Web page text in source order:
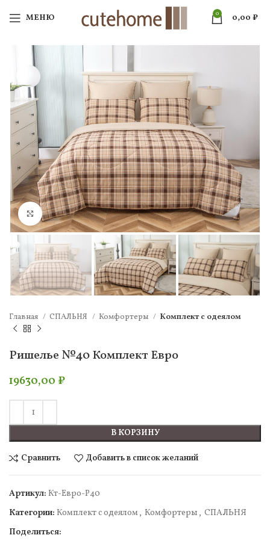
МЕНЮ 0 0,00 ₽
Нажмите, чтобы увеличить
Главная СПАЛЬНЯ Комфортеры Комплект c одеялом
Ришелье №40 Комплект Евро
19630,00 ₽
В КОРЗИНУ
Сравнить Добавить в список желаний
Артикул: Кт-Евро-Р40
Категории: Комплект c одеялом , Комфортеры , СПАЛЬНЯ
Поделиться: